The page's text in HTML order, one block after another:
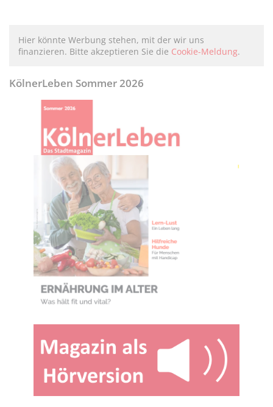
Hier könnte Werbung stehen, mit der wir uns
finanzieren. Bitte akzeptieren Sie die Cookie-Meldung.
KölnerLeben Sommer 2026